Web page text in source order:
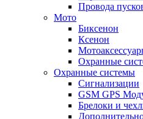
Провода
Мото
Биксенон
Ксенон
Охранные
Охранные системы
Сигнализации
GSM GPS
Брелоки и